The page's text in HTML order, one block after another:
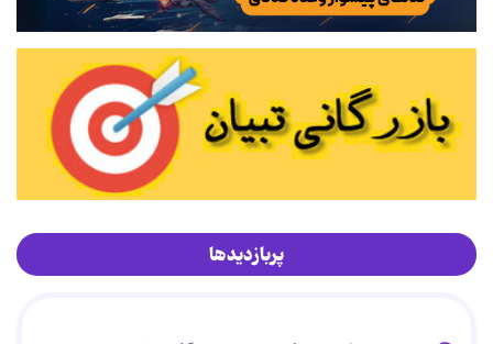
پربازدیدها